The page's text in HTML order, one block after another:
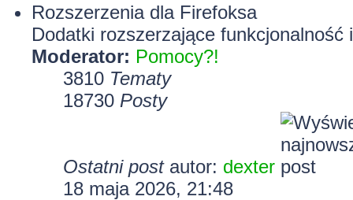
Rozszerzenia dla Firefoksa
Dodatki rozszerzające
Moderator: Pomocy?!
3810 Tematy
18730 Posty
Ostatni postautor: dexter
18 maja 2026, 21:48